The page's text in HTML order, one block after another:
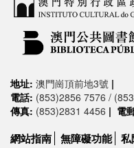
地址: 澳門崗頂前地3號 |
電話: (853)2856 7576 /
傳真: (853)2831 4456 | 電
網站指南 無障礙功能 私